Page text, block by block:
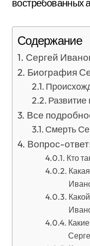
востребованных
Содержание
Сергей
Биография
Развитие
Все
Смерть
Вопрос-
Кто